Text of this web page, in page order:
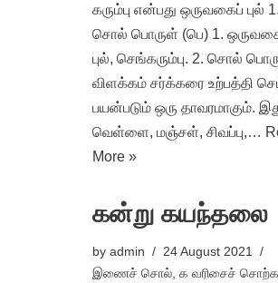
கரும்பு என்பது ஒருவகைப் புல் 1.
சொல் பொருள் (பெ) 1.
புல், செங்கரும்பு. 2. சொல்
விளக்கம் சர்க்கரை உற்பத்தி
பயன்படும் ஒரு தாவரமாகும்.
வெள்ளை, மஞ்சள், சிவப்பு,…
More »
கன்று கயந்தலை
by admin
24 August 2021
இணைச் சொல் க வரிசைச்